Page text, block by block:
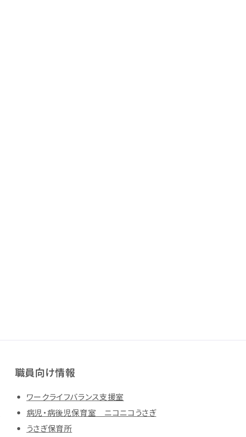
職員向け情報
ワークライフバランス支援室
病児・病後児保育室 ニコニコうさぎ
うさぎ保育所